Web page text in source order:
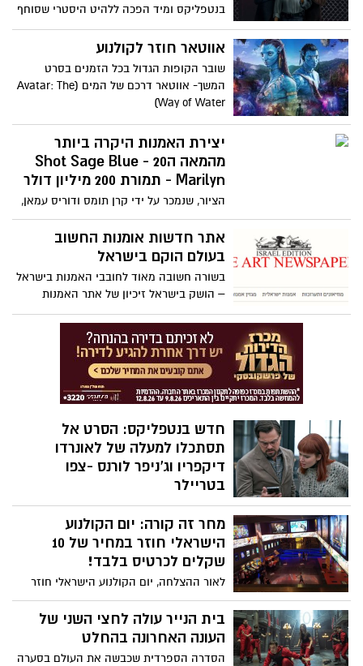
בנטפליקס ומיד הפכה ללהיט היסטרי שסוחף
את הצופים. תמצאו את עצמכם שורפים
סופ"ש על 14 הפרקים
אווטאר חוזר לקולנוע
שובר הקופות הגדול בכל הזמנים בסרט
המשך- אווטאר דרכם של המים (Avatar: The
Way of Water)
יצירת האמנות היקרה ביותר
מהמאה ה20 - Shot Sage Blue
Marilyn - תמורת 200 מיליון דולר
הציור, שנמכר על ידי קרן תומס ודוריס עמאן,
עשוי להפוך ליצירת האמנות היקרה ביותר
מהמאה ה-20 שנמכרה אי פעם במכירה
פומבית כאשר הוא יוצע למכירה בניו יורק
אתר חדשות אומנות החשוב
בעולם הוקם בישראל
בשורה חשובה מאוד לחובבי האמנות בישראל
– הושק בישראל זיכיון של אתר האמנות
החשוב בעולם - The Art Newspaper –
Newspaper Israel אתר אומנות ישראלי
יוקרתי המסקר את כל מה שקורה בעולם
האמנות ב30 מדינות ובישראל
חדש בנטפליקס: הסרט אל
תסתכלו למעלה של לאונרדו
דיקפריו וג’ניפר לורנס -צפו
בטריילר
היום שישי (24.12) עולה לסטרימר של
נטפליקס הסרט "אל תסתכלו למעלה" אשר
מספר את סיפורם של שני אסטרונומים
זוטרים בגילומם של לאונרדו דיקפריו וג’ניפר
לחשוף כי כוכב נופל מתקרב לכדור הארץ
מחר זה קורה: יום הקולנוע
הישראלי חוזר במחיר של 10
שקלים לכרטיס בלבד!
לאור ההצלחה, יום הקולנוע הישראלי חוזר
בפעם השנייה בתוך חודש וחצי ויתקיים מחר
(רביעי) בבתי הקולנוע ברחבי הארץ. במהלך
יום שלם, יוקרנו 31 סרטים ישראליים במחיר
בית הנייר עולה לחצי השני של
העונה האחרונה בהחלט
הסדרה הספרדית שכבשה את העולם בסערה